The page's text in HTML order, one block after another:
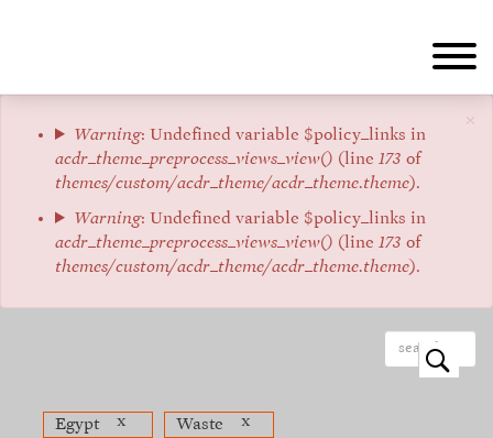
×
Message
d'erreur
Warning: Undefined variable $policy_links in
acdr_theme_preprocess_views_view() (line 173 of
themes/custom/acdr_theme/acdr_theme.theme).
Warning: Undefined variable $policy_links in
acdr_theme_preprocess_views_view() (line 173 of
themes/custom/acdr_theme/acdr_theme.theme).
o
Egypt x Waste
x